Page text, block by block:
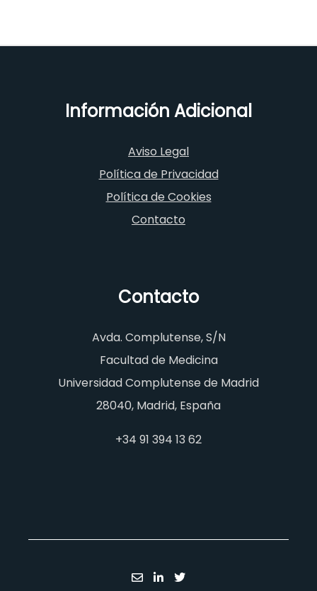
Información Adicional
Aviso Legal
Política de Privacidad
Política de Cookies
Contacto
Contacto
Avda. Complutense, S/N
Facultad de Medicina
Universidad Complutense de Madrid
28040, Madrid, España
+34 91 394 13 62